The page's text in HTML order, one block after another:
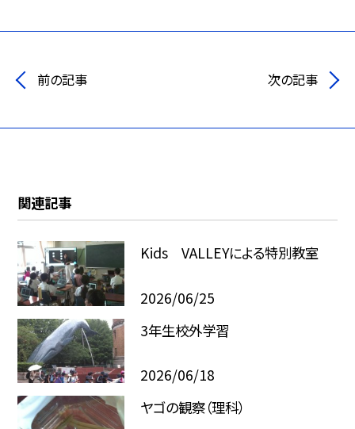
前の記事 次の記事
関連記事
Kids VALLEYによる特別教室
2026/06/25
3年生校外学習
2026/06/18
ヤゴの観察（理科）